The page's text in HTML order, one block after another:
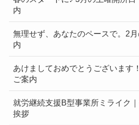
内
無理せず、あなたのペースで。2
内
あけましておめでとうございます
ご案内
就労継続支援B型事業所ミライク
挨拶